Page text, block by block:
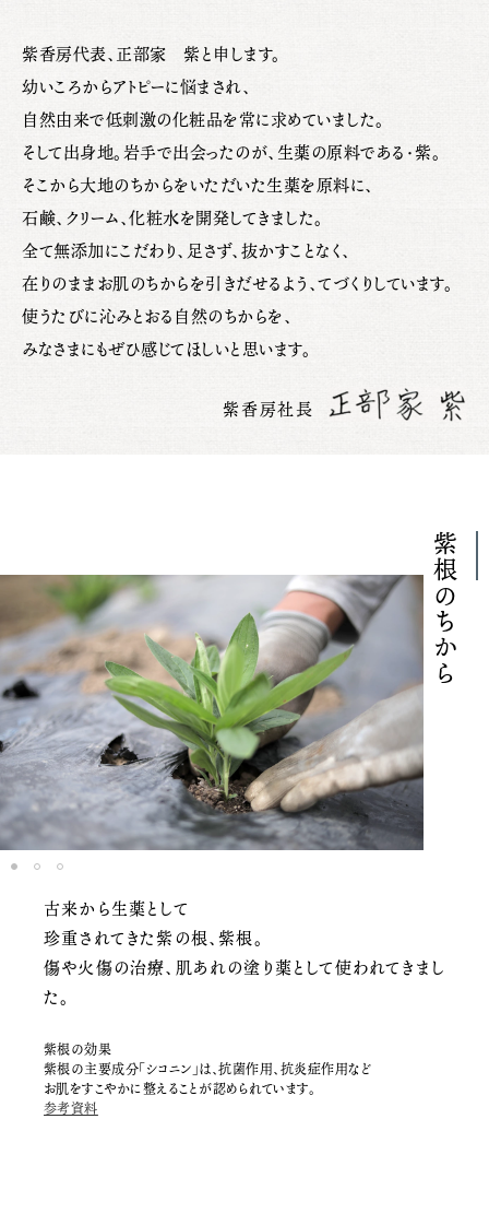
紫香房代表、正部家 紫と申します。
幼いころからアトピーに悩まされ、
自然由来で低刺激の化粧品を常に求めていました。
そして出身地。岩手で出会ったのが、生薬の原料である・紫。
そこから大地のちからをいただいた生薬を原料に、
石鹸、クリーム、化粧水を開発してきました。
全て無添加にこだわり、足さず、抜かすことなく、
在りのままお肌のちからを引きだせるよう、てづくりしています。
使うたびに沁みとおる自然のちからを、
みなさまにもぜひ感じてほしいと思います。
紫香房社長
紫根のちから
古来から生薬として
珍重されてきた紫の根、紫根。
傷や火傷の治療、肌あれの塗り薬として使われてきまし
た。
紫根の効果
紫根の主要成分「シコニン」は、抗菌作用、抗炎症作用など
お肌をすこやかに整えることが認められています。
参考資料